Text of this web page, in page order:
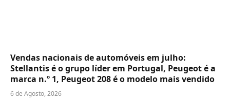
Vendas nacionais de automóveis em julho:
Stellantis é o grupo líder em Portugal, Peugeot é a
marca n.º 1, Peugeot 208 é o modelo mais vendido
6 de Agosto, 2026